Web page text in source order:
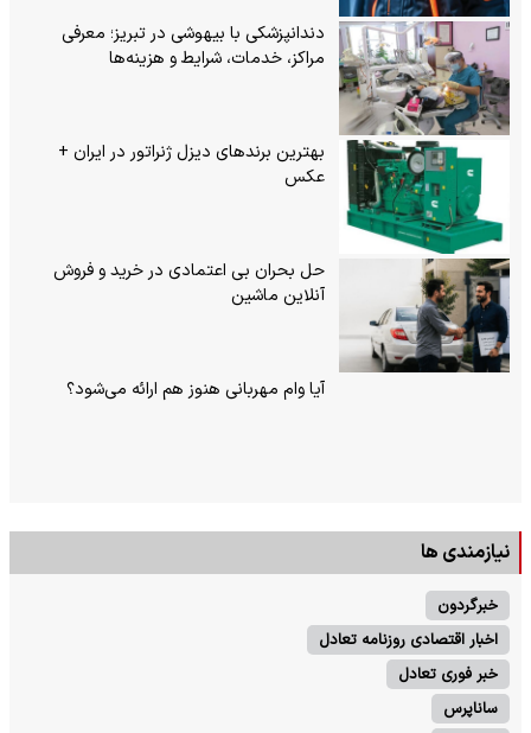
دندانپزشکی با بیهوشی در تبریز؛ معرفی
مراکز، خدمات، شرایط و هزینه‌ها
بهترین برندهای دیزل ژنراتور در ایران +
عکس
حل بحران بی‌ اعتمادی در خرید و فروش
آنلاین ماشین
آیا وام مهربانی هنوز هم ارائه می‌شود؟
نیازمندی ها
خبرگردون
اخبار اقتصادی روزنامه تعادل
خبر فوری تعادل
ساناپرس